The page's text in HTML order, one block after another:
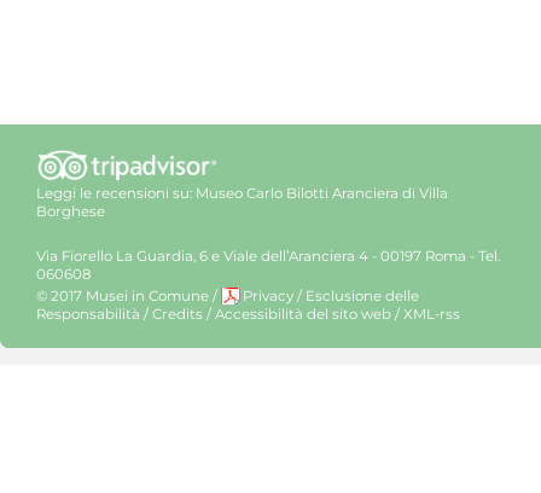
Leggi le recensioni su: Museo Carlo Bilotti Aranciera di Villa
Borghese
Via Fiorello La Guardia, 6 e Viale dell’Aranciera 4 - 00197 Roma - Tel.
060608
© 2017 Musei in Comune / Privacy / Esclusione delle
Responsabilità / Credits / Accessibilità del sito web / XML-rss